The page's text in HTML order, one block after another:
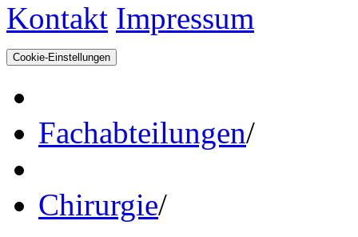
Kontakt Impressum
Cookie-Einstellungen
Fachabteilungen/
Chirurgie/